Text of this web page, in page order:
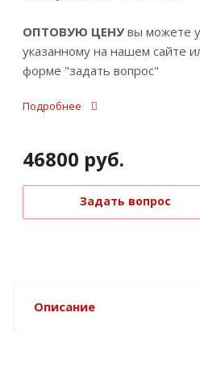
ОПТОВУЮ ЦЕНУ вы можете
указанному на нашем сайте
форме "задать вопрос"
Подробнее
46800 руб.
Задать вопрос
Описание